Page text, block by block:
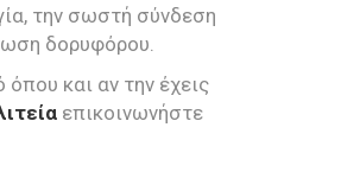
την σωστή σύνδεση
δορυφόρου.
και αν την έχεις
επικοινωνήστε